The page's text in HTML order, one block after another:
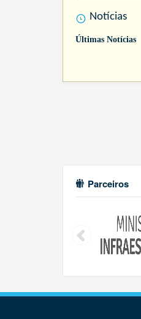
Notícias
Últimas Notícias
Parceiros